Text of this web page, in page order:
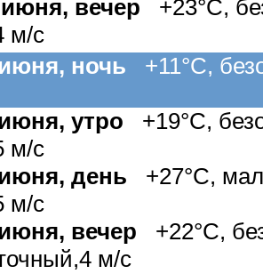
вечер +23°C,
м/с
ночь +11°C,
утро +19°C,
м/с
день +27°C,
м/с
вечер +22°C,
м/с